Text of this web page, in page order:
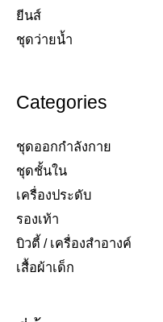
ยีนส์​
ชุดว่ายน้ำ​
Categories
ชุดออกกำลังกาย
ชุดชั้นใน
เครื่องประดับ​
รองเท้า​
บิวตี้ / เครื่องสำอางค์
เสื้อผ้าเด็ก